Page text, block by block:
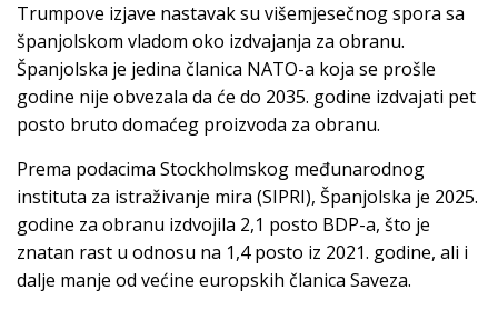
Trumpove izjave nastavak su višemjesečnog spora sa
španjolskom vladom oko izdvajanja za obranu.
Španjolska je jedina članica NATO-a koja se prošle
godine nije obvezala da će do 2035. godine izdvajati pet
posto bruto domaćeg proizvoda za obranu.
Prema podacima Stockholmskog međunarodnog
instituta za istraživanje mira (SIPRI), Španjolska je 2025.
godine za obranu izdvojila 2,1 posto BDP-a, što je
znatan rast u odnosu na 1,4 posto iz 2021. godine, ali i
dalje manje od većine europskih članica Saveza.